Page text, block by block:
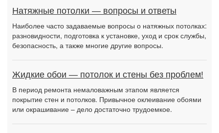
Натяжные потолки — вопросы и ответы
Наиболее часто задаваемые вопросы о натяжных потолках:
разновидности, подготовка к установке, уход и срок службы,
безопасность, а также многие другие вопросы.
Жидкие обои — потолок и стены без проблем!
В период ремонта немаловажным этапом является
покрытие стен и потолков. Привычное оклеивание обоями
или окрашивание – дело достаточно трудоемкое.